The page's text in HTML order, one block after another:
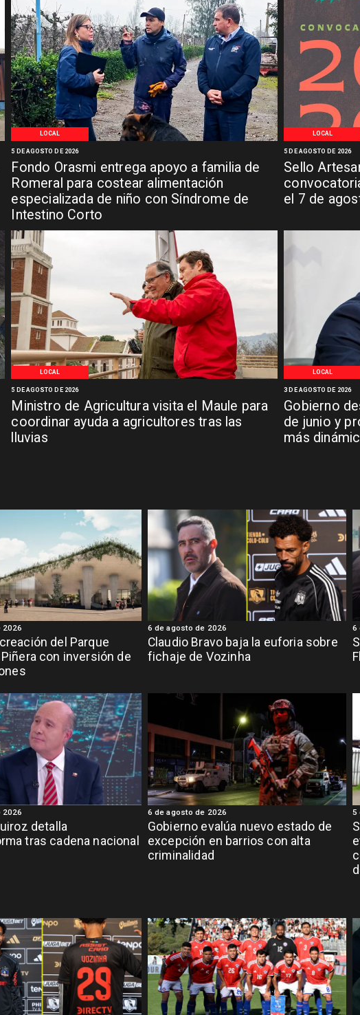
LOCAL
Fondo Orasmi entrega apoyo a familia de
Romeral para costear alimentación
especializada de niño con Síndrome de
Intestino Corto
5 DE AGOSTO DE 2026
LOCAL
Sello
el 7 de
5 DE AGOSTO DE 2026
LOCAL
Ministro de Agricultura visita el Maule para
coordinar ayuda a agricultores tras las
lluvias
5 DE AGOSTO DE 2026
LOCAL
Gobierno
de junio y
más
3 DE AGOSTO DE 2026
del Parque
con inversión de
2026
Claudio Bravo baja la euforia sobre
fichaje de Vozinha
6 de agosto de 2026 6
detalla
tras cadena nacional
2026
Gobierno evalúa nuevo estado de
excepción en barrios con alta
criminalidad
6 de agosto de 2026 5